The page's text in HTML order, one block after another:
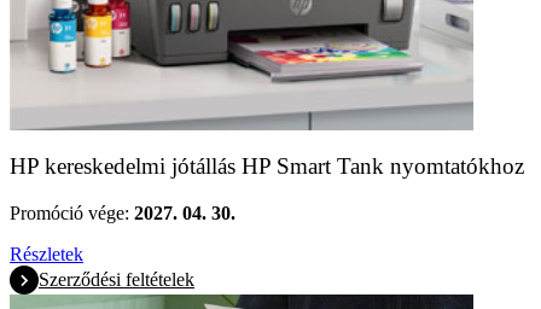
HP kereskedelmi jótállás HP Smart Tank nyomtatókhoz
Promóció vége: 2027. 04. 30.
Részletek
Szerződési feltételek